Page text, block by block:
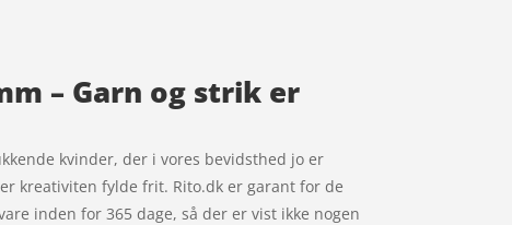
– Garn og strik er
kvinder, der i vores bevidsthed jo er
kreativiten fylde frit. Rito.dk er garant for de
inden for 365 dage, så der er vist ikke nogen